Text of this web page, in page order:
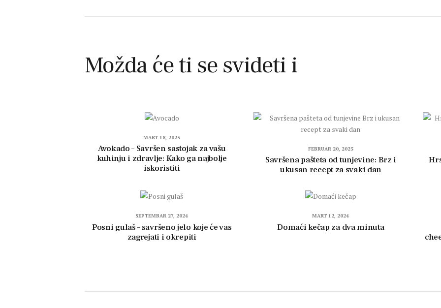
Možda će ti se svideti i
MART 18, 2025
Avokado – Savršen sastojak za vašu
kuhinju i zdravlje: Kako ga najbolje
iskoristiti
FEBRUAR 20, 2025
Savršena pašteta od tunjevine: Brz i
ukusan recept za svaki dan
SEPTEMBAR 27, 2024
Posni gulaš – savršeno jelo koje će vas
zagrejati i okrepiti
MART 12, 2024
Domaći kečap za dva minuta